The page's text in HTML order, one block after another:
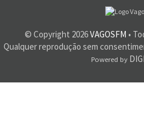
© Copyright 2026VAGOSFM •
Qualquer reprodução sem
Powered by